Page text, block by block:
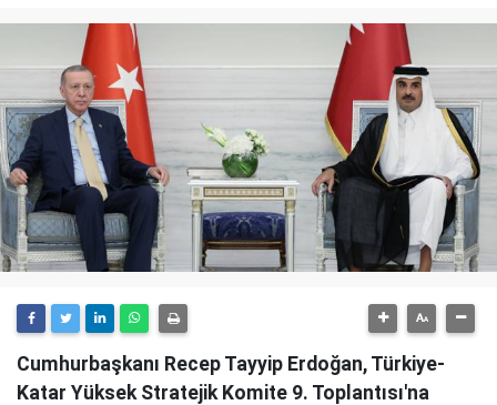
Cumhurbaşkanı Recep Tayyip Erdoğan, Türkiye-
Katar Yüksek Stratejik Komite 9. Toplantısı'na